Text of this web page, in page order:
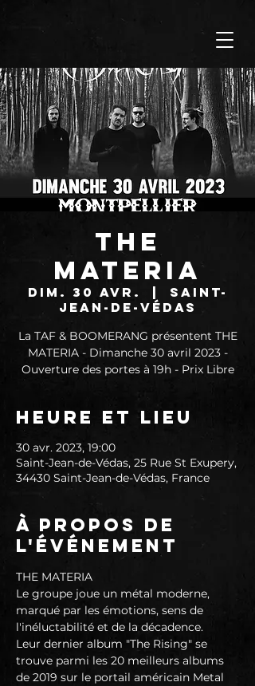
THE
MATERIA
dim. 30 avr.
Saint-
Jean-de-Védas
La TAF & BOOMERANG présentent THE
MATERIA - Dimanche 30 avril 2023 -
Ouverture des portes à 19h - Prix Libre
Heure et lieu
30 avr. 2023, 19:00
Saint-Jean-de-Védas, 25 Rue St Exupery,
34430 Saint-Jean-de-Védas, France
À propos de
l'événement
THE MATERIA
Le groupe joue un métal moderne,
marqué par les émotions, sens de
l'inéluctabilité et de la décadence.
Leur dernier album "The Rising" se
trouve parmi les 20 meilleurs albums
de 2019 sur le portail américain Metal